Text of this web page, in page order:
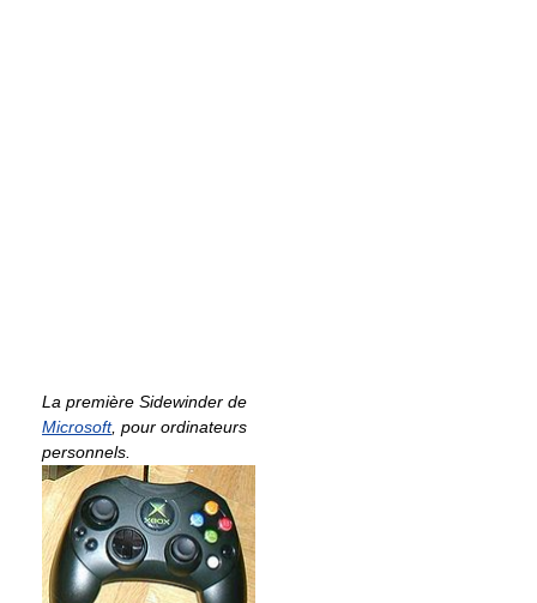
La première Sidewinder de
Microsoft, pour ordinateurs
personnels.